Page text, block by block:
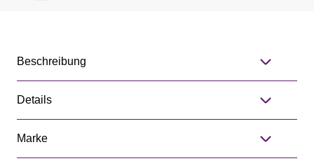
Beschreibung
Details
Marke